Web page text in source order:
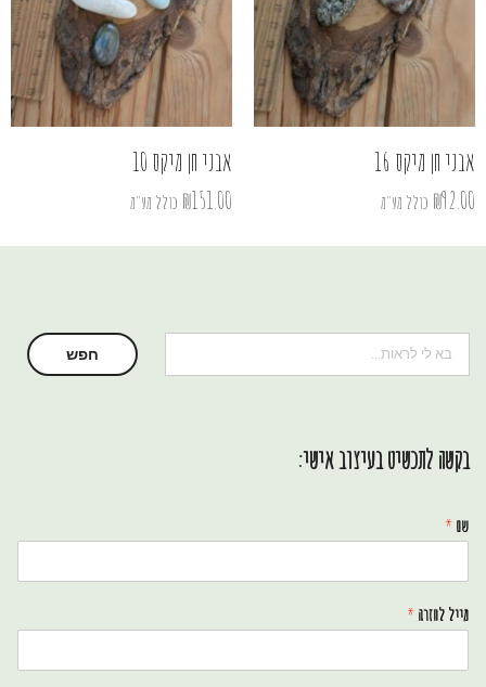
אבני חן מיקס 16
₪92.00 כולל מע"מ
אבני חן מיקס 10
₪151.00 כולל מע"מ
חיפוש חפש
בקשה לתכשיט בעיצוב אישי:
שם *
מייל לחזרה *